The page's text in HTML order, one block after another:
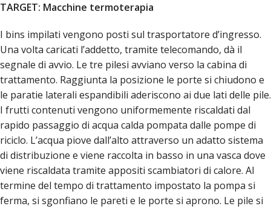
TARGET: Macchine termoterapia
I bins impilati vengono posti sul trasportatore d’ingresso.
Una volta caricati l’addetto, tramite telecomando, dà il
segnale di avvio. Le tre pilesi avviano verso la cabina di
trattamento. Raggiunta la posizione le porte si chiudono e
le paratie laterali espandibili aderiscono ai due lati delle pile.
I frutti contenuti vengono uniformemente riscaldati dal
rapido passaggio di acqua calda pompata dalle pompe di
riciclo. L’acqua piove dall’alto attraverso un adatto sistema
di distribuzione e viene raccolta in basso in una vasca dove
viene riscaldata tramite appositi scambiatori di calore. Al
termine del tempo di trattamento impostato la pompa si
ferma, si sgonfiano le pareti e le porte si aprono. Le pile si